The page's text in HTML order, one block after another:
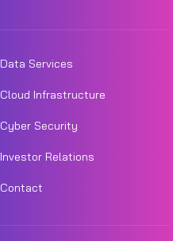
Data Services
Cloud Infrastructure
Cyber Security
Investor Relations
Contact